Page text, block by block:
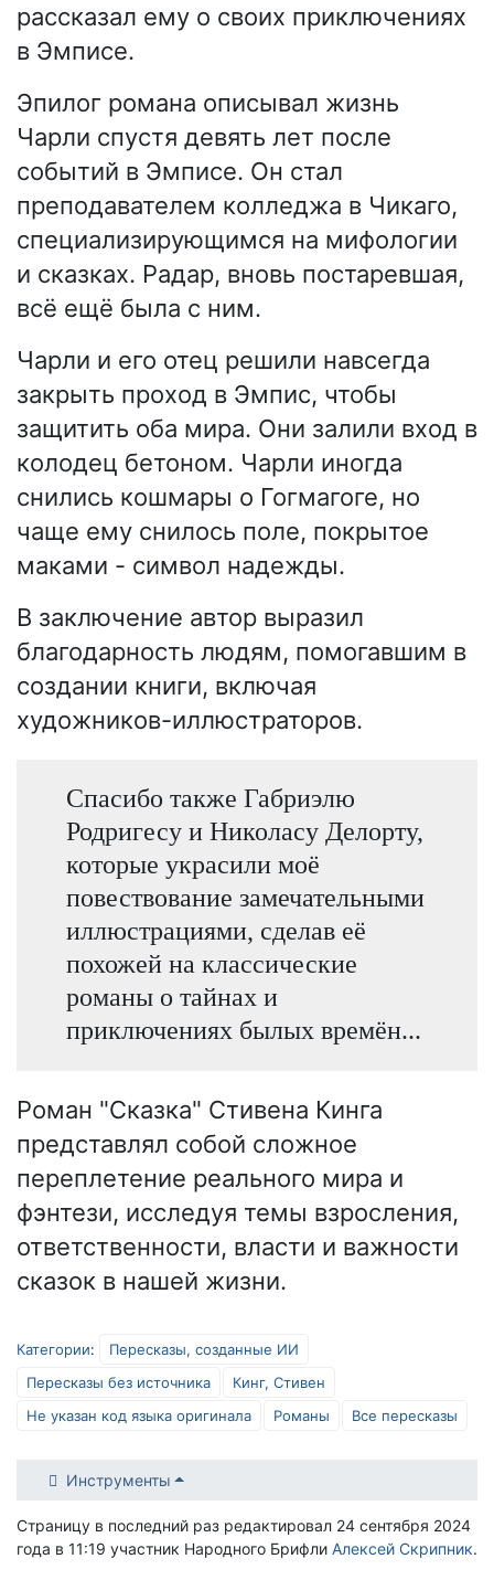
рассказал ему о своих приключениях
в Эмписе.
Эпилог романа описывал жизнь
Чарли спустя девять лет после
событий в Эмписе. Он стал
преподавателем колледжа в Чикаго,
специализирующимся на мифологии
и сказках. Радар, вновь постаревшая,
всё ещё была с ним.
Чарли и его отец решили навсегда
закрыть проход в Эмпис, чтобы
защитить оба мира. Они залили вход в
колодец бетоном. Чарли иногда
снились кошмары о Гогмагоге, но
чаще ему снилось поле, покрытое
маками - символ надежды.
В заключение автор выразил
благодарность людям, помогавшим в
создании книги, включая
художников-иллюстраторов.
Спасибо также Габриэлю
Родригесу и Николасу Делорту,
которые украсили моё
повествование замечательными
иллюстрациями, сделав её
похожей на классические
романы о тайнах и
приключениях былых времён...
Роман "Сказка" Стивена Кинга
представлял собой сложное
переплетение реального мира и
фэнтези, исследуя темы взросления,
ответственности, власти и важности
сказок в нашей жизни.
Категории:
Пересказы, созданные ИИ
Пересказы без источника
Кинг, Стивен
Не указан код языка оригинала
Романы Все пересказы
Инструменты
Страницу в последний раз редактировал 24 сентября 2024
года в 11:19 участник Народного Брифли Алексей Скрипник.